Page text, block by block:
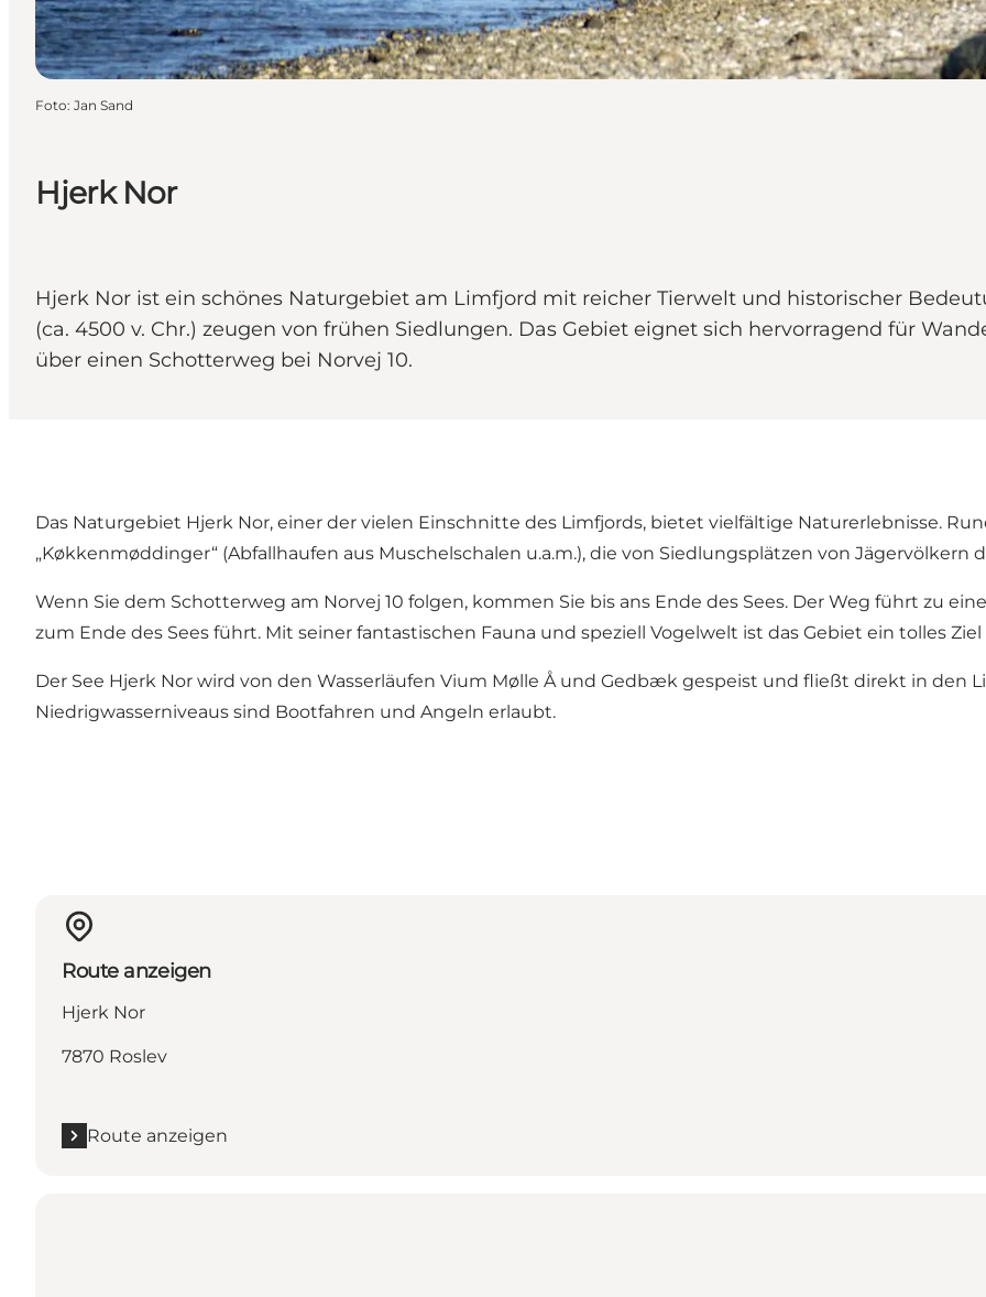
Hjerk Nor
Hjerk Nor ist ein schönes Naturgebiet am Limfjord mit reicher Tierwelt und historischer
(ca. 4500 v. Chr.) zeugen von frühen Siedlungen. Das Gebiet eignet sich hervorragend für
über einen Schotterweg bei Norvej 10.
Foto: Jan Sand
Das Naturgebiet Hjerk Nor, einer der vielen Einschnitte des Limfjords, bietet vielfältige Naturerlebnisse.
„Køkkenmøddinger“ (Abfallhaufen aus Muschelschalen u.a.m.), die von Siedlungsplätzen von Jägervölkern
Wenn Sie dem Schotterweg am Norvej 10 folgen, kommen Sie bis ans Ende des Sees. Der Weg führt zu
zum Ende des Sees führt. Mit seiner fantastischen Fauna und speziell Vogelwelt ist das Gebiet ein tolles
Der See Hjerk Nor wird von den Wasserläufen Vium Mølle Å und Gedbæk gespeist und fließt direkt in den
Niedrigwasserniveaus sind Bootfahren und Angeln erlaubt.
Route anzeigen
Hjerk Nor
7870 Roslev
Route anzeigen